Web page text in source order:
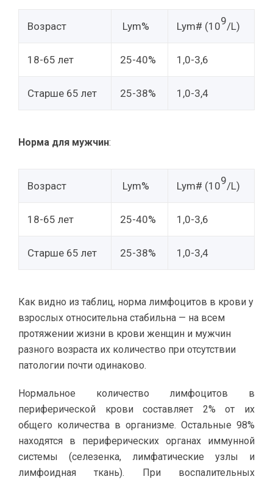
Возраст Lym% Lym# (109/L)
18-65 лет 25-40% 1,0-3,6
Старше 65 лет 25-38% 1,0-3,4
Норма для мужчин:
Возраст Lym% Lym# (109/L)
18-65 лет 25-40% 1,0-3,6
Старше 65 лет 25-38% 1,0-3,4
Как видно из таблиц, норма лимфоцитов в крови у
взрослых относительна стабильна — на всем
протяжении жизни в крови женщин и мужчин
разного возраста их количество при отсутствии
патологии почти одинаково.
Нормальное количество лимфоцитов в
периферической крови составляет 2% от их
общего количества в организме. Остальные 98%
находятся в периферических органах иммунной
системы (селезенка, лимфатические узлы и
лимфоидная ткань). При воспалительных